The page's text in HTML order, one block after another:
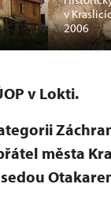
v
2006
v Lokti.
města